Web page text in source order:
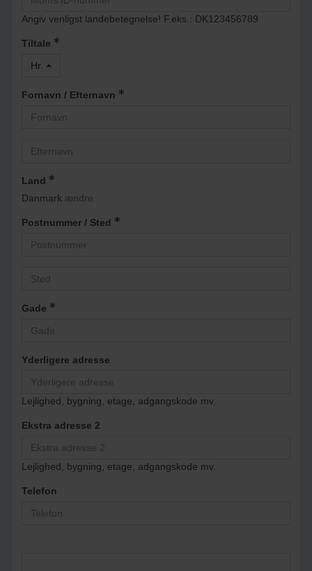
Angiv venligst landebetegnelse! F.eks.: DK123456789
Tiltale
Hr.
Fornavn / Efternavn
Land
Danmark ændre
Postnummer / Sted
Gade
Yderligere adresse
Lejlighed, bygning, etage, adgangskode mv.
Ekstra adresse 2
Lejlighed, bygning, etage, adgangskode mv.
Telefon